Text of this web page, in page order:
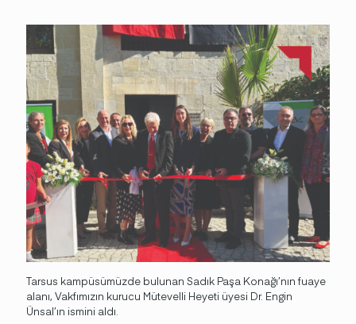
Tarsus kampüsümüzde bulunan Sadık Paşa Konağı’nın fuaye
alanı, Vakfımızın kurucu Mütevelli Heyeti üyesi Dr. Engin
Ünsal’ın ismini aldı.